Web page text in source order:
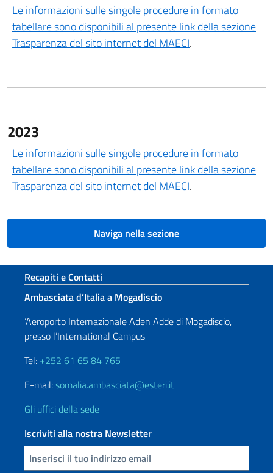
Le informazioni sulle singole procedure in formato
tabellare sono disponibili al presente link della sezione
Trasparenza del sito internet del MAECI.
2023
Le informazioni sulle singole procedure in formato
tabellare sono disponibili al presente link della sezione
Trasparenza del sito internet del MAECI.
Naviga nella sezione
Sezione footer
Recapiti e Contatti
Ambasciata d’Italia a Mogadiscio
‘Aeroporto Internazionale Aden Adde di Mogadiscio,
presso l’International Campus
Tel: +252 61 65 84 765
E-mail:somalia.ambasciata@esteri.it
Gli uffici della sede
Iscriviti alla nostra Newsletter
Inserisci la tua email